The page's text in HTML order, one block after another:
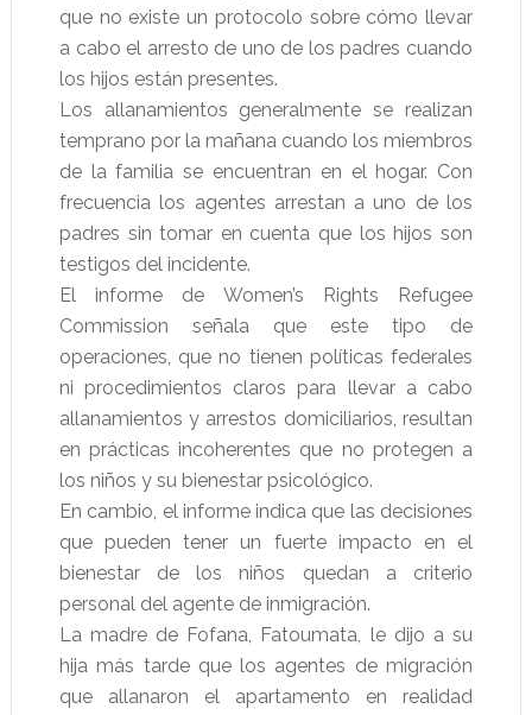
que no existe un protocolo sobre cómo llevar
a cabo el arresto de uno de los padres cuando
los hijos están presentes.
Los allanamientos generalmente se realizan
temprano por la mañana cuando los miembros
de la familia se encuentran en el hogar. Con
frecuencia los agentes arrestan a uno de los
padres sin tomar en cuenta que los hijos son
testigos del incidente.
El informe de Women’s Rights Refugee
Commission señala que este tipo de
operaciones, que no tienen políticas federales
ni procedimientos claros para llevar a cabo
allanamientos y arrestos domiciliarios, resultan
en prácticas incoherentes que no protegen a
los niños y su bienestar psicológico.
En cambio, el informe indica que las decisiones
que pueden tener un fuerte impacto en el
bienestar de los niños quedan a criterio
personal del agente de inmigración.
La madre de Fofana, Fatoumata, le dijo a su
hija más tarde que los agentes de migración
que allanaron el apartamento en realidad